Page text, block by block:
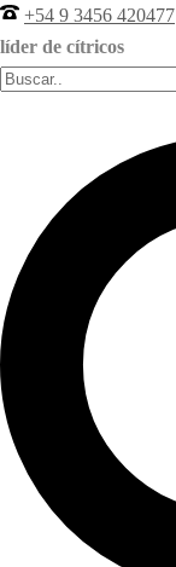
+54 9 3456 420477
líder de cítricos